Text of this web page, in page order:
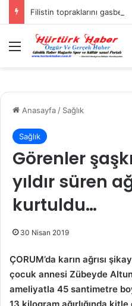
Menü
Anasayfa / Sağlık
Sağlık
Görenler
yıldır süren
kurtuldu…
30 Nisan 2019
ÇORUM’da karın ağrısı
çocuk annesi Zübeyde
ameliyatla 45 santimetre